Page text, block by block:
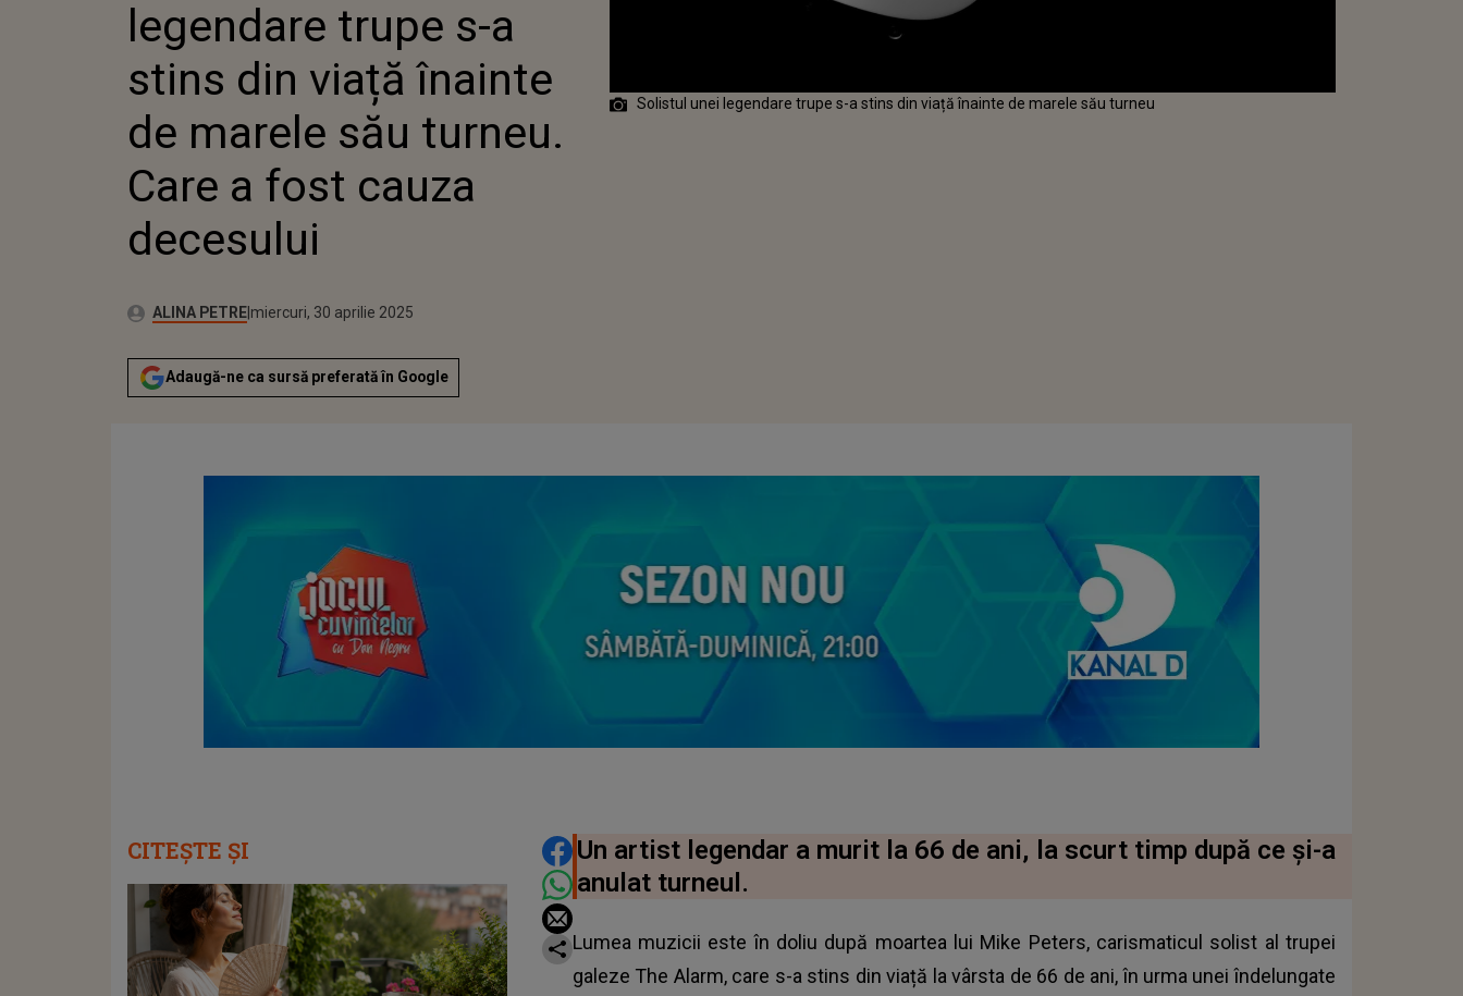
DECESULUI
legendare trupe s-a
stins din viață înainte
de marele său turneu.
Care a fost cauza
decesului
Autor:ALINA PETRE Publicat:
miercuri, 30 aprilie 2025
Adaugă-ne ca sursă preferată în Google
Solistul unei legendare trupe s-a stins din viață înainte de marele său turneu
DISTRIBUIE ARTICOLUL
Un artist legendar a murit la 66 de ani, la scurt timp după ce și-a
anulat turneul.
Lumea muzicii este în doliu după moartea lui Mike Peters, carismaticul solist al trupei
galeze The Alarm, care s-a stins din viață la vârsta de 66 de ani, în urma unei îndelungate
CITEȘTE ȘI